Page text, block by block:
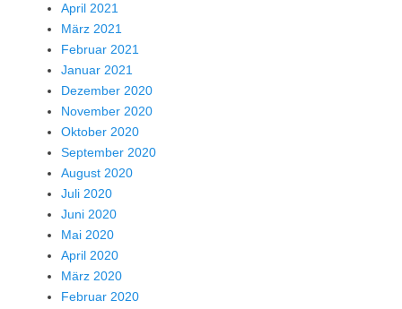
April 2021
März 2021
Februar 2021
Januar 2021
Dezember 2020
November 2020
Oktober 2020
September 2020
August 2020
Juli 2020
Juni 2020
Mai 2020
April 2020
März 2020
Februar 2020